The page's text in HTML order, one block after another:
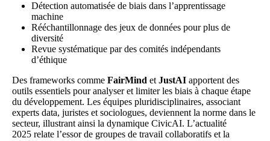
Détection automatisée de biais dans l’apprentissage
machine
Rééchantillonnage des jeux de données pour plus de
diversité
Revue systématique par des comités indépendants
d’éthique
Des frameworks comme FairMind et JustAI apportent des
outils essentiels pour analyser et limiter les biais à chaque étape
du développement. Les équipes pluridisciplinaires, associant
experts data, juristes et sociologues, deviennent la norme dans le
secteur, illustrant ainsi la dynamique CivicAI. L’actualité
2025 relate l’essor de groupes de travail collaboratifs et la